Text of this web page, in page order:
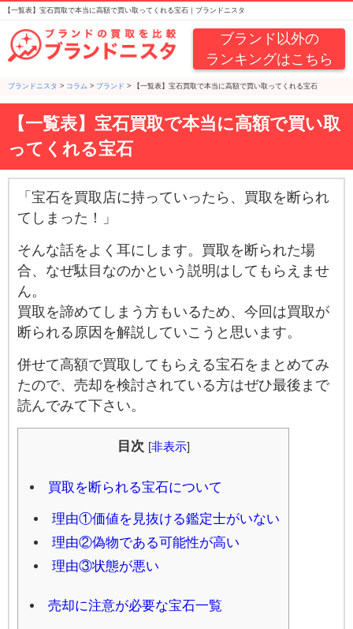
【一覧表】宝石買取で本当に高額で買い取ってくれる宝石｜ブランドニスタ
ブランド以外の
ランキングはこちら
ブランドニスタ > コラム > ブランド > 【一覧表】宝石買取で本当に高額で買い取ってくれる宝石
【一覧表】宝石買取で本当に高額で買い取
ってくれる宝石
「宝石を買取店に持っていったら、買取を断られ
てしまった！」
そんな話をよく耳にします。買取を断られた場
合、なぜ駄目なのかという説明はしてもらえませ
ん。
買取を諦めてしまう方もいるため、今回は買取が
断られる原因を解説していこうと思います。
併せて高額で買取してもらえる宝石をまとめてみ
たので、売却を検討されている方はぜひ最後まで
読んでみて下さい。
目次 [非表示]
買取を断られる宝石について
理由①価値を見抜ける鑑定士がいない
理由②偽物である可能性が高い
理由③状態が悪い
売却に注意が必要な宝石一覧